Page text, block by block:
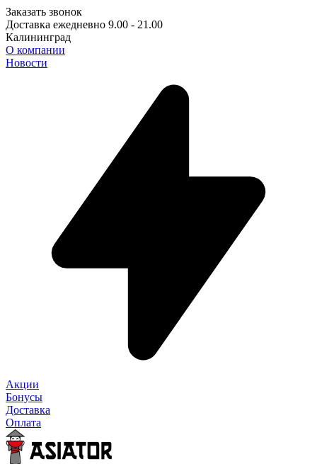
Заказать звонок
Доставка ежедневно 9.00 - 21.00
Калининград
О компании
Новости
Акции
Бонусы
Доставка
Оплата